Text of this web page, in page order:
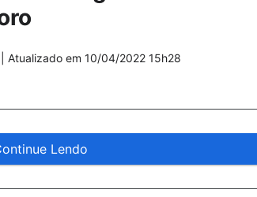
| Atualizado em 10/04/2022 15h28
Lendo